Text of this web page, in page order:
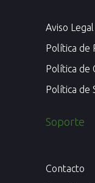
Aviso Legal
Política de
Política de
Política de
Soporte
Contacto